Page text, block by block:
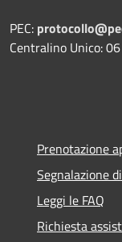
PEC:
Centralino Unico:
Prenotazione
Segnalazione
Leggi le FAQ
Richiesta